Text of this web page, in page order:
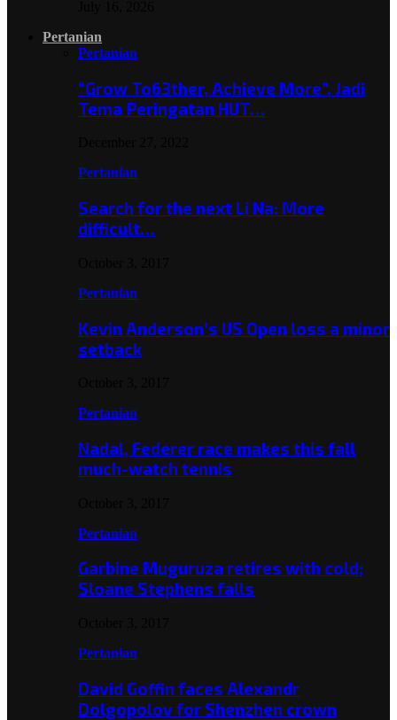
Pertanian
Pertanian
“Grow To63ther, Achieve More”, Jadi
Tema Peringatan HUT…
Pertanian
Search for the next Li Na: More
difficult…
Pertanian
Kevin Anderson’s US Open loss a minor
setback
Pertanian
Nadal, Federer race makes this fall
much-watch tennis
Pertanian
Garbine Muguruza retires with cold;
Sloane Stephens falls
Pertanian
David Goffin faces Alexandr
Dolgopolov for Shenzhen crown